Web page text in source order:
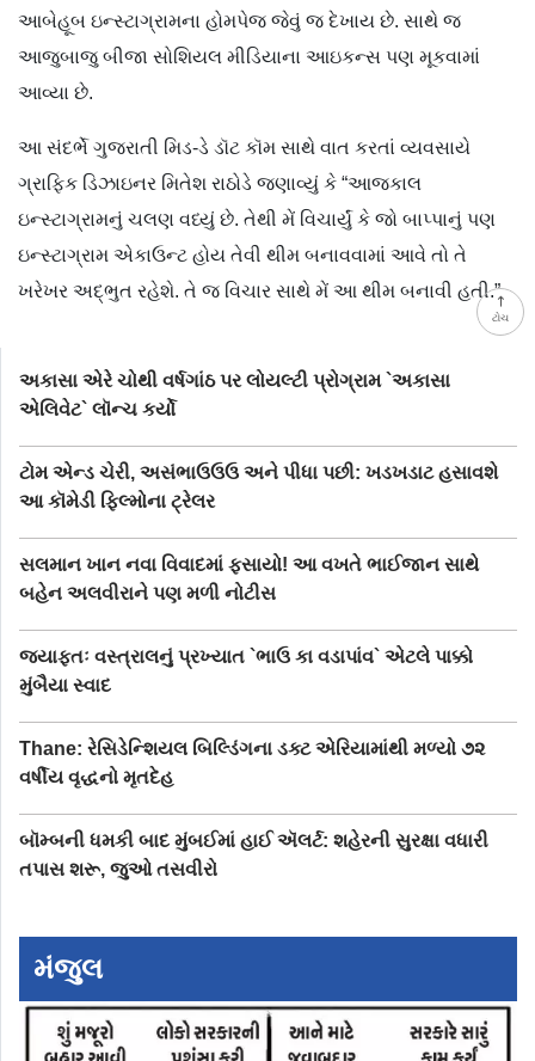
ટોચ
આબેહૂબ ઇન્સ્ટાગ્રામના હોમપેજ જેવું જ દેખાય છે. સાથે જ
આજુબાજુ બીજા સોશિયલ મીડિયાના આઇકન્સ પણ મૂકવામાં
આવ્યા છે.
આ સંદર્ભે ગુજરાતી મિડ-ડે ડૉટ કૉમ સાથે વાત કરતાં વ્યવસાયે
ગ્રાફિક ડિઝાઇનર મિતેશ રાઠોડે જણાવ્યું કે “આજકાલ
ઇન્સ્ટાગ્રામનું ચલણ વધ્યું છે. તેથી મેં વિચાર્યું કે જો બાપ્પાનું પણ
ઇન્સ્ટાગ્રામ એકાઉન્ટ હોય તેવી થીમ બનાવવામાં આવે તો તે
ખરેખર અદ્ભુત રહેશે. તે જ વિચાર સાથે મેં આ થીમ બનાવી હતી.”
અકાસા એરે ચોથી વર્ષગાંઠ પર લોયલ્ટી પ્રોગ્રામ `અકાસા
એલિવેટ` લૉન્ચ કર્યો
ટોમ એન્ડ ચેરી, અસંભાઉઉઉ અને પીધા પછી: ખડખડાટ હસાવશે
આ કૉમેડી ફિલ્મોના ટ્રેલર
સલમાન ખાન નવા વિવાદમાં ફસાયો! આ વખતે ભાઈજાન સાથે
બહેન અલવીરાને પણ મળી નોટીસ
જ્યાફતઃ વસ્ત્રાલનું પ્રખ્યાત `ભાઉ કા વડાપાંવ` એટલે પાક્કો
મુંબૈયા સ્વાદ
Thane: રેસિડેન્શિયલ બિલ્ડિંગના ડક્ટ એરિયામાંથી મળ્યો ૭૨
વર્ષીય વૃદ્ધનો મૃતદેહ
બૉમ્બની ધમકી બાદ મુંબઈમાં હાઈ ઍલર્ટ: શહેરની સુરક્ષા વધારી
તપાસ શરૂ, જુઓ તસવીરો
મંજુલ